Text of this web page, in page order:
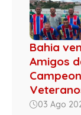
Bahia
Amigos
03 Ago